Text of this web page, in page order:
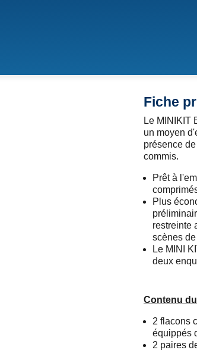
Fiche
Le MINIKIT
un moyen
présence
commis.
Prêt à
Plus
restreinte
scènes
Le MINI
deux
Contenu
2 flacons
équippés
2 paires